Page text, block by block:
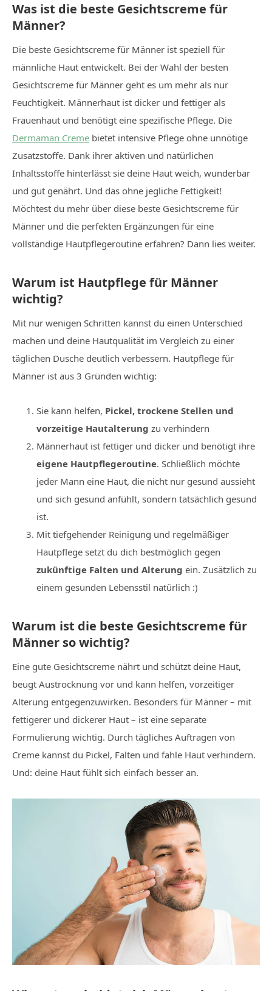
Was ist die beste Gesichtscreme für
Männer?
Die beste Gesichtscreme für Männer ist speziell für
männliche Haut entwickelt. Bei der Wahl der besten
Gesichtscreme für Männer geht es um mehr als nur
Feuchtigkeit. Männerhaut ist dicker und fettiger als
Frauenhaut und benötigt eine spezifische Pflege. Die
Dermaman Creme bietet intensive Pflege ohne unnötige
Zusatzstoffe. Dank ihrer aktiven und natürlichen
Inhaltsstoffe hinterlässt sie deine Haut weich, wunderbar
und gut genährt. Und das ohne jegliche Fettigkeit!
Möchtest du mehr über diese beste Gesichtscreme für
Männer und die perfekten Ergänzungen für eine
vollständige Hautpflegeroutine erfahren? Dann lies weiter.
Warum ist Hautpflege für Männer
wichtig?
Mit nur wenigen Schritten kannst du einen Unterschied
machen und deine Hautqualität im Vergleich zu einer
täglichen Dusche deutlich verbessern. Hautpflege für
Männer ist aus 3 Gründen wichtig:
Sie kann helfen, Pickel, trockene Stellen und
vorzeitige Hautalterung zu verhindern
Männerhaut ist fettiger und dicker und benötigt ihre
eigene Hautpflegeroutine. Schließlich möchte
jeder Mann eine Haut, die nicht nur gesund aussieht
und sich gesund anfühlt, sondern tatsächlich gesund
ist.
Mit tiefgehender Reinigung und regelmäßiger
Hautpflege setzt du dich bestmöglich gegen
zukünftige Falten und Alterung ein. Zusätzlich zu
einem gesunden Lebensstil natürlich :)
Warum ist die beste Gesichtscreme für
Männer so wichtig?
Eine gute Gesichtscreme nährt und schützt deine Haut,
beugt Austrocknung vor und kann helfen, vorzeitiger
Alterung entgegenzuwirken. Besonders für Männer – mit
fettigerer und dickerer Haut – ist eine separate
Formulierung wichtig. Durch tägliches Auftragen von
Creme kannst du Pickel, Falten und fahle Haut verhindern.
Und: deine Haut fühlt sich einfach besser an.